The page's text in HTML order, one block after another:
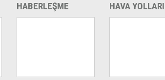
HABERLEŞME HAVA YOLLARI